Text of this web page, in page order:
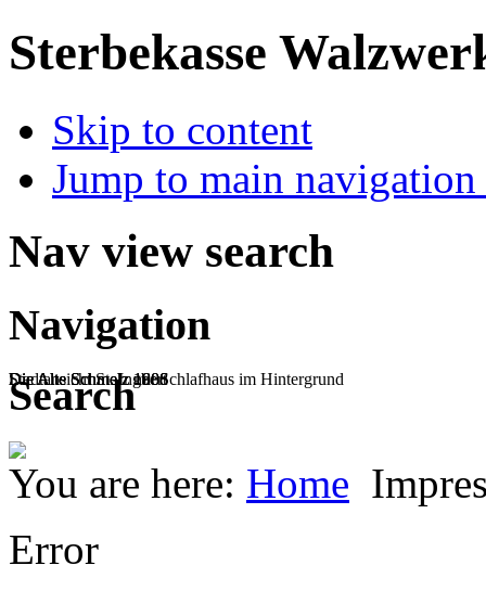
Sterbekasse
Skip to content
Jump to main
Nav view search
Navigation
Die Alte Schmelz 1888
Die Alte Schmelz 1906
Die Alte Schmelz mit Schlafhaus im Hintergrund
Stadtansicht St. Ingbert
Search
You are here: Home
Error